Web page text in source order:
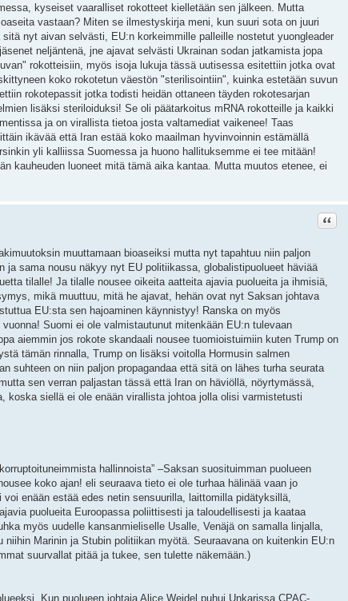
kyseiset vaaralliset rokotteet kielletään sen jälkeen. Mutta
vastaan? Miten se ilmestyskirja meni, kun suuri sota on juuri
nyt aivan selvästi, EU:n korkeimmille palleille nostetut yuongleader
neljäntenä, jne ajavat selvästi Ukrainan sodan jatkamista jopa
rokotteisiin, myös isoja lukuja tässä uutisessa esitettiin jotka ovat
koko rokotetun väestön "sterilisointiin", kuinka estetään suvun
rokotepassit jotka todisti heidän ottaneen täyden rokotesarjan
lisäksi steriloiduksi! Se oli päätarkoitus mRNA rokotteille ja kaikki
ja on virallista tietoa josta valtamediat vaikenee! Taas
ikävää että Iran estää koko maailman hyvinvoinnin estämällä
yli kalliissa Suomessa ja huono hallituksemme ei tee mitään!
kauheuden luoneet mitä tämä aika kantaa. Mutta muutos etenee, ei
Lainaa
muuttamaan bioaseiksi mutta nyt tapahtuu niin paljon
sama nousu näkyy nyt EU politiikassa, globalistipuolueet häviää
tilalle! Ja tilalle nousee oikeita aatteita ajavia puolueita ja ihmisiä,
mikä muuttuu, mitä he ajavat, hehän ovat nyt Saksan johtava
EU:sta sen hajoaminen käynnistyy! Ranska on myös
Suomi ei ole valmistautunut mitenkään EU:n tulevaan
aiemmin jos rokote skandaali nousee tuomioistuimiin kuten Trump on
tämän rinnalla, Trump on lisäksi voitolla Hormusin salmen
suhteen on niin paljon propagandaa että sitä on lähes turha seurata
sen verran paljastan tässä että Iran on häviöllä, nöyrtymässä,
koska siellä ei ole enään virallista johtoa jolla olisi varmistetusti
hallinnoista” –Saksan suosituimman puolueen
koko ajan! eli seuraava tieto ei ole turhaa hälinää vaan jo
enään estää edes netin sensuurilla, laittomilla pidätyksillä,
puolueita Euroopassa poliittisesti ja taloudellisesti ja kaataa
myös uudelle kansanmieliselle Usalle, Venäjä on samalla linjalla,
Marinin ja Stubin politiikan myötä. Seuraavana on kuitenkin EU:n
suurvallat pitää ja tukee, sen tulette näkemään.)
Kun puolueen johtaja Alice Weidel puhui Unkarissa CPAC-